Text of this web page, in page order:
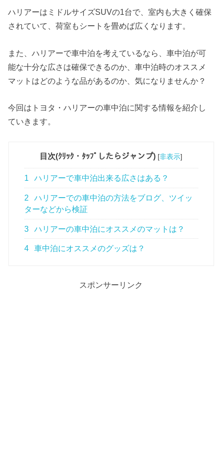
ハリアーはミドルサイズSUVの1台で、室内も大きく確保
されていて、荷室もシートを畳めば広くなります。
また、ハリアーで車中泊を考えているなら、車中泊が可
能な十分な広さは確保できるのか、車中泊時のオススメ
マットはどのような品があるのか、気になりませんか？
今回はトヨタ・ハリアーの車中泊に関する情報を紹介し
ていきます。
目次(ｸﾘｯｸ・ﾀｯﾌﾟしたらジャンプ) [非表示]
1 ハリアーで車中泊出来る広さはある？
2
ハリアーでの車中泊の方法をブログ、ツイッ
ターなどから検証
3 ハリアーの車中泊にオススメのマットは？
4 車中泊にオススメのグッズは？
スポンサーリンク